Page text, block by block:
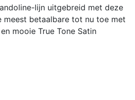
lijn uitgebreid met deze
meest betaalbare tot nu toe met
mooie True Tone Satin